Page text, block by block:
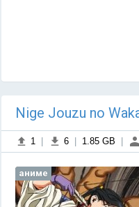
Nige Jouzu no
1 6 1.85 GB
аниме